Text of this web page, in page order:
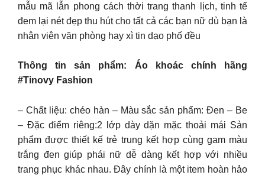
mẫu mã lẫn phong cách thời trang thanh lịch, tinh tế
đem lại nét đẹp thu hút cho tất cả các bạn nữ dù bạn là
nhân viên văn phòng hay xì tin dạo phố đều
Thông tin sản phẩm: Áo khoác chính hãng
#Tinovy Fashion
– Chất liệu: chéo hàn – Màu sắc sản phẩm: Đen – Be
– Đặc điểm riêng:2 lớp dày dặn mặc thoải mái Sản
phẩm được thiết kế trẻ trung kết hợp cùng gam màu
trắng đen giúp phái nữ dễ dàng kết hợp với nhiều
trang phục khác nhau. Đây chính là một item hoàn hảo